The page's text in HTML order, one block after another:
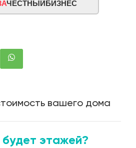
ЧЕСТНЫЙБИЗНЕС
вашего дома
будет этажей?